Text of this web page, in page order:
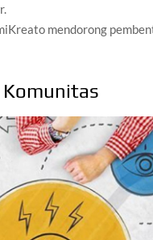
mendorong
Komunitas